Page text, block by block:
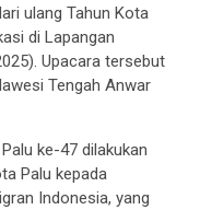
ulang Tahun Kota
di Lapangan
Upacara tersebut
Tengah Anwar
ke-47 dilakukan
Palu kepada
Indonesia, yang